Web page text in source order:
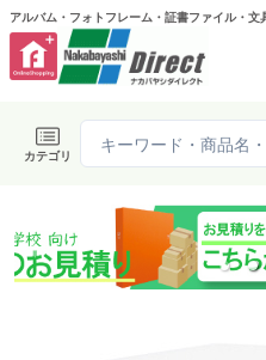
アルバム・フォトフレーム・証書ファイル・
カテゴリ